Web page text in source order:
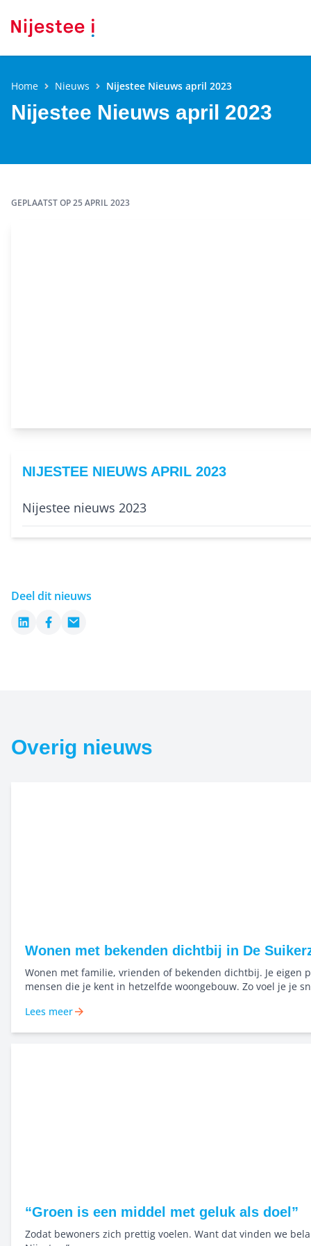
Home Nieuws Nijestee Nieuws april 2023
Nijestee Nieuws april 2023
GEPLAATST OP25 APRIL 2023
NIJESTEE NIEUWS APRIL 2023
Nijestee nieuws 2023
Deel dit nieuws
LinkedInFacebook
Email
Overig nieuws
Wonen met bekenden dichtbij in De
Wonen met familie, vrienden of bekenden dichtbij. Je eigen
mensen die je kent in hetzelfde woongebouw. Zo voel je je
naar elkaar omkijken. Niet alleen starten, maar dichtbij
Lees meer
“Groen is een middel met geluk als doel”
Zodat bewoners zich prettig voelen. Want dat vinden we